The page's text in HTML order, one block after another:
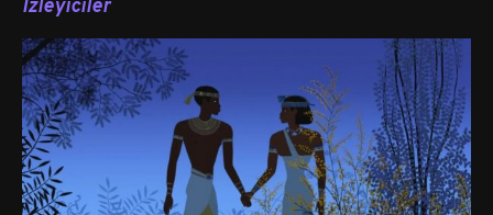
İzleyiciler